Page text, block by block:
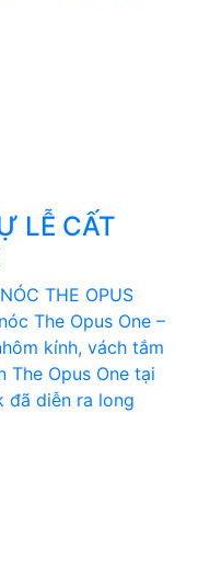
LỄ CẤT
THE OPUS
The Opus One –
kính, vách tắm
The Opus One tại
đã diễn ra long